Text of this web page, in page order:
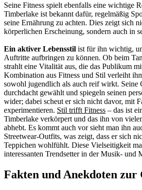
Seine Fitness spielt ebenfalls eine wichtige
Timberlake ist bekannt dafür, regelmäßig
seine Ernährung zu achten. Dies zeigt sich
körperlichen Erscheinung, sondern auch in
Ein aktiver Lebensstil ist für ihn wichtig,
Auftritte aufbringen zu können. Ob beim
strahlt eine Vitalität aus, die das Publikum
Kombination aus Fitness und Stil verleiht
sowohl jugendlich als auch reif wirkt. Seine
durchdacht gewählt und spiegeln seinen
wider; dabei scheut er sich nicht davor, mit
experimentieren. Stil trifft Fitness – das ist
Timberlake verkörpert und das ihn von
abhebt. Es kommt auch vor sieht man ihn
Streetwear-Outfits, was zeigt, dass er sich
Teppichen wohlfühlt. Diese Vielseitigkeit
interessanten Trendsetter in der Musik- und
Fakten und Anekdoten zur